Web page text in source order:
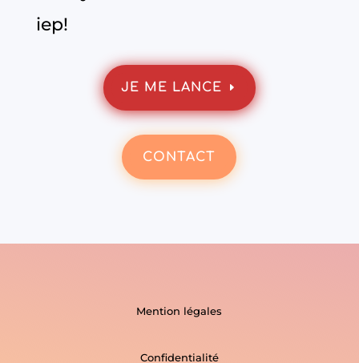
iep!
JE ME LANCE
CONTACT
Mention légales
Confidentialité